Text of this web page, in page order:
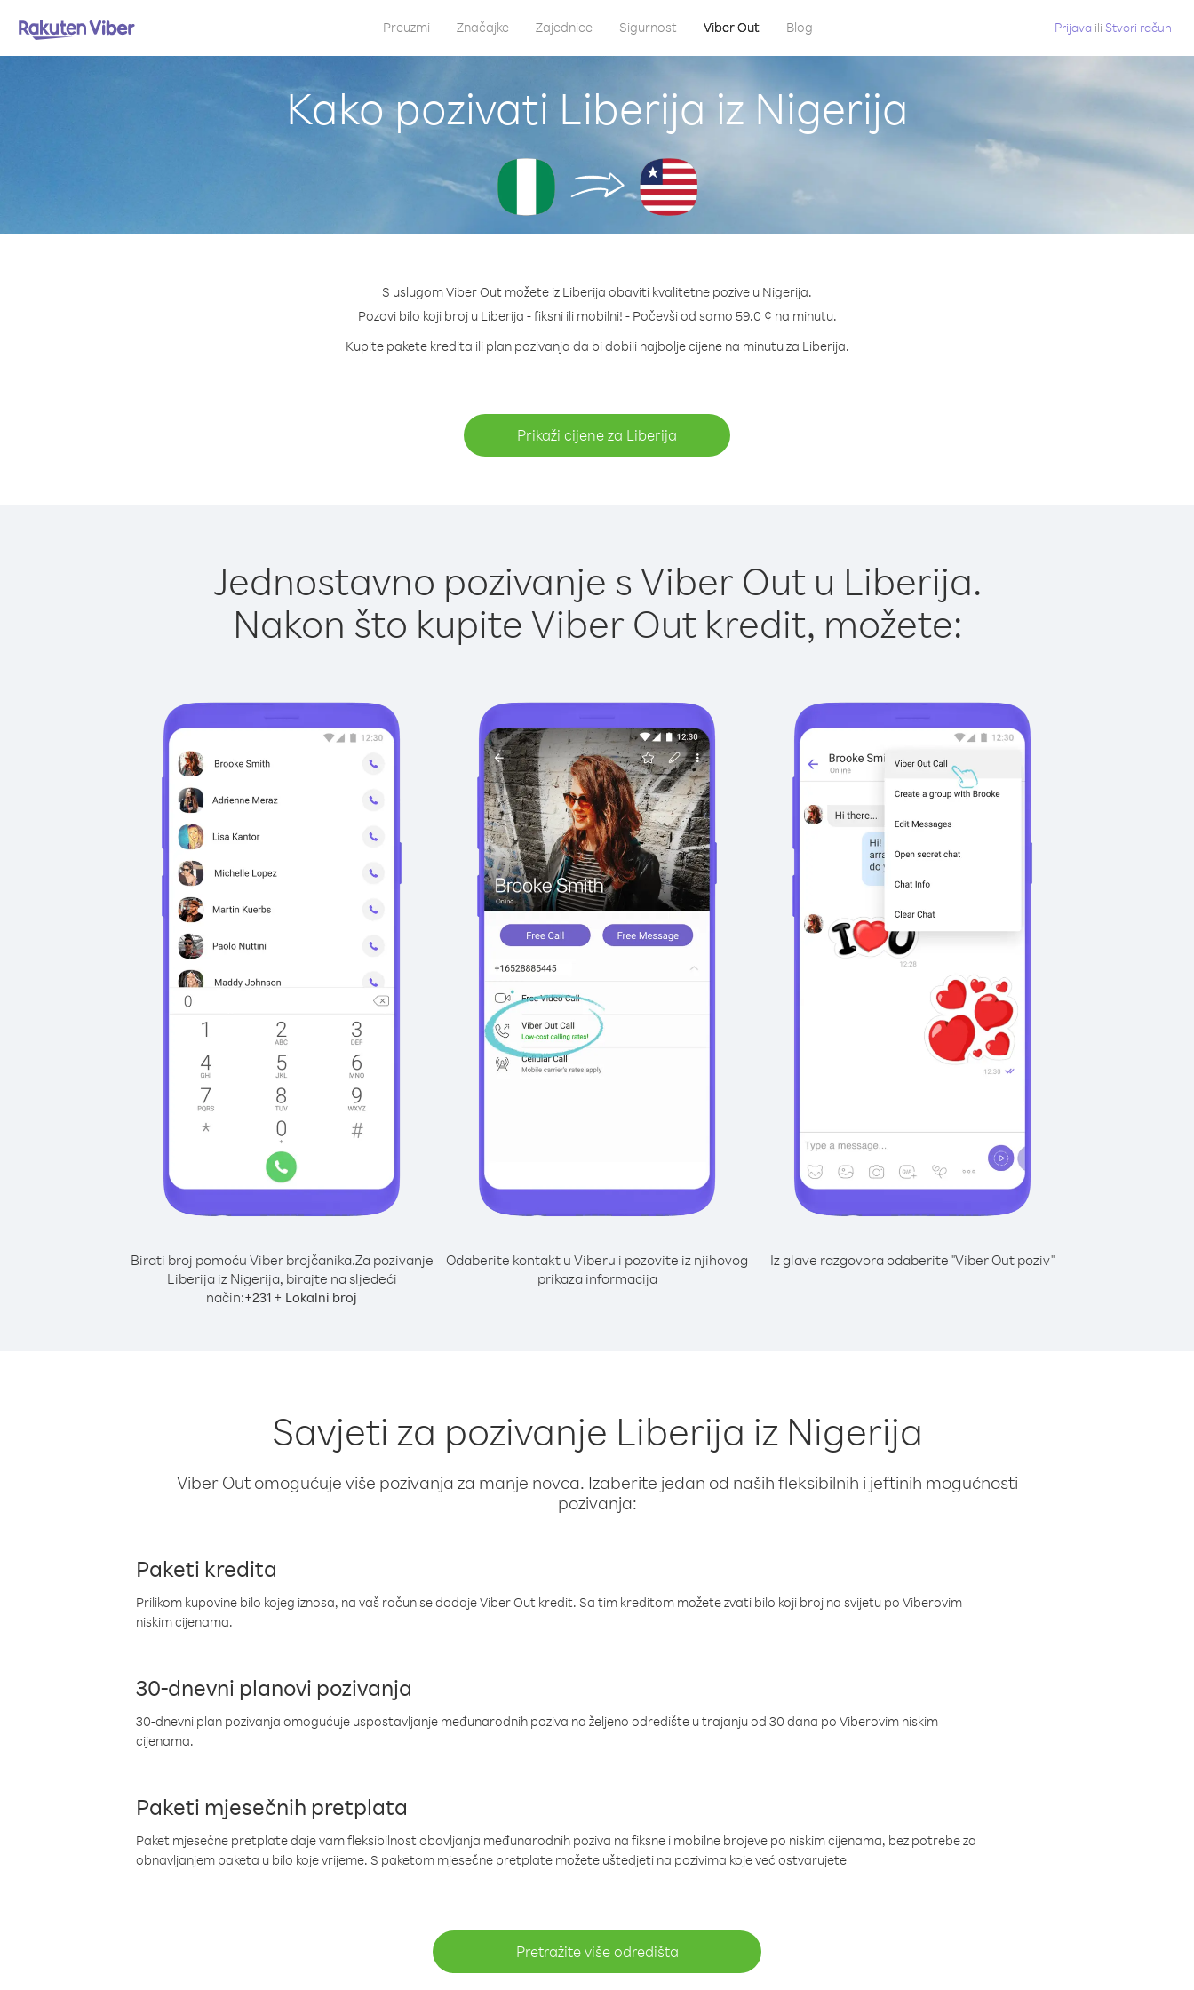
Preuzmi Značajke Zajednice Sigurnost Viber Out Blog Prijava ili Stvori račun
Kako pozivati Liberija iz Nigerija
S uslugom Viber Out možete iz Liberija obaviti kvalitetne pozive u Nigerija.
Pozovi bilo koji broj u Liberija - fiksni ili mobilni! - Počevši od samo 59.0 ¢ na minutu.
Kupite pakete kredita ili plan pozivanja da bi dobili najbolje cijene na minutu za Liberija.
Prikaži cijene za Liberija
Jednostavno pozivanje s Viber Out u Liberija.
Nakon što kupite Viber Out kredit, možete:
Birati broj pomoću Viber brojčanika.Za pozivanje
Liberija iz Nigerija, birajte na sljedeći
način:+231 + Lokalni broj
Odaberite kontakt u Viberu i pozovite iz njihovog
prikaza informacija
Iz glave razgovora odaberite "Viber Out poziv"
Savjeti za pozivanje Liberija iz Nigerija
Viber Out omogućuje više pozivanja za manje novca. Izaberite jedan od naših fleksibilnih i jeftinih mogućnosti
pozivanja:
Paketi kredita
Prilikom kupovine bilo kojeg iznosa, na vaš račun se dodaje Viber Out kredit. Sa tim kreditom možete zvati bilo koji broj na svijetu po Viberovim
niskim cijenama.
30-dnevni planovi pozivanja
30-dnevni plan pozivanja omogućuje uspostavljanje međunarodnih poziva na željeno odredište u trajanju od 30 dana po Viberovim niskim
cijenama.
Paketi mjesečnih pretplata
Paket mjesečne pretplate daje vam fleksibilnost obavljanja međunarodnih poziva na fiksne i mobilne brojeve po niskim cijenama, bez potrebe za
obnavljanjem paketa u bilo koje vrijeme. S paketom mjesečne pretplate možete uštedjeti na pozivima koje već ostvarujete
Pretražite više odredišta